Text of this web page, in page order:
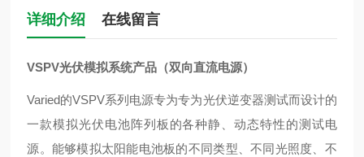
详细介绍 在线留言
VSPV光伏模拟系统产品（双向直流电源）
Varied的VSPV系列电源专为专为光伏逆变器测试而设计的
一款模拟光伏电池阵列板的各种静、动态特性的测试电
源。能够模拟太阳能电池板的不同类型、不同光照度、不